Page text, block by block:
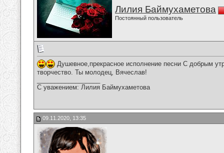
Лилия Баймухаметова
Постоянный пользователь
Душевное,прекрасное исполнение песни С добрым
творчество. Ты молодец, Вячеслав!
С уважением: Лилия Баймухаметова
09.11.2020, 13:35